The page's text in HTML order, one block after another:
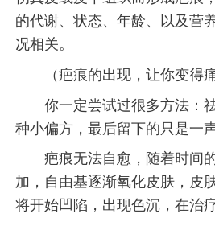
的代谢、状态、年龄、以及营
况相关。
（疤痕的出现，让你变得痛
你一定尝试过很多方法：祛
种小偏方，最后留下的只是
疤痕无法自愈，随着时间
加，自由基逐渐氧化皮肤，皮
将开始凹陷，出现色沉，在治